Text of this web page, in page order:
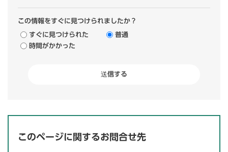
この情報をすぐに見つけられましたか？
すぐに見つけられた
普通
時間がかかった
このページに関するお問合せ先